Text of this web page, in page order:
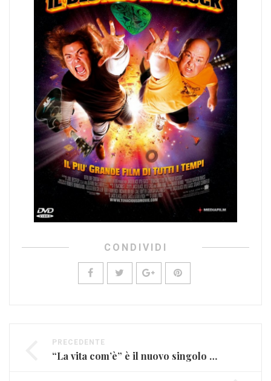
CONDIVIDI
PRECEDENTE
“La vita com’è” è il nuovo singolo di Max Gazzè